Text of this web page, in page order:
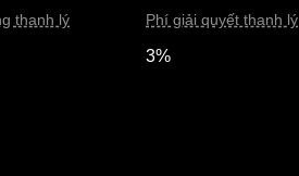
thanh lý Phí giải quyết thanh lý
3%